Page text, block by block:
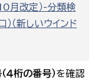
月改定）-分類検
） （新しいウインド
４桁の番号）を確認